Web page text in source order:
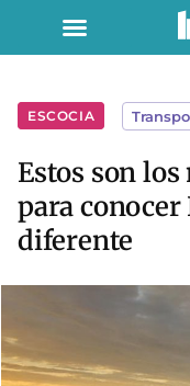
ESCOCIA
Estos son
para conocer
diferente